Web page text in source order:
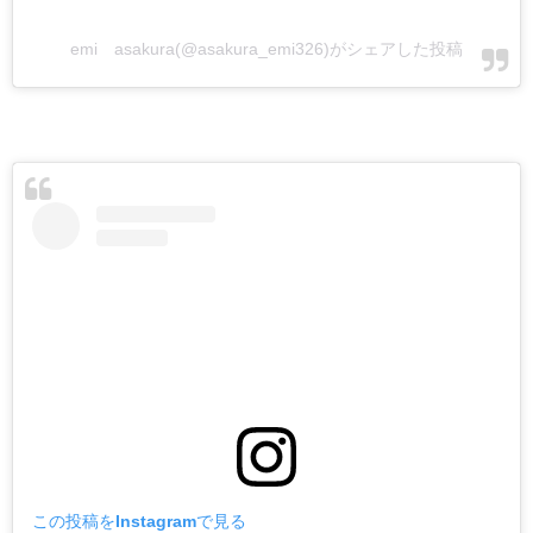
emi asakura(@asakura_emi326)がシェアした投稿
この投稿をInstagramで見る